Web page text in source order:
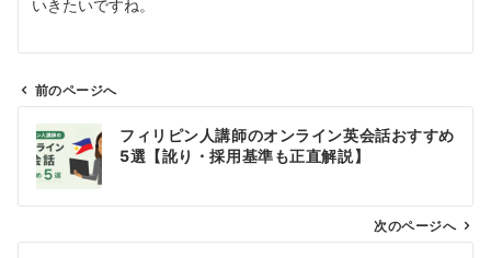
いきたいですね。
前のページへ
フィリピン人講師のオンライン英会話おすすめ
5選【訛り・採用基準も正直解説】
次のページへ